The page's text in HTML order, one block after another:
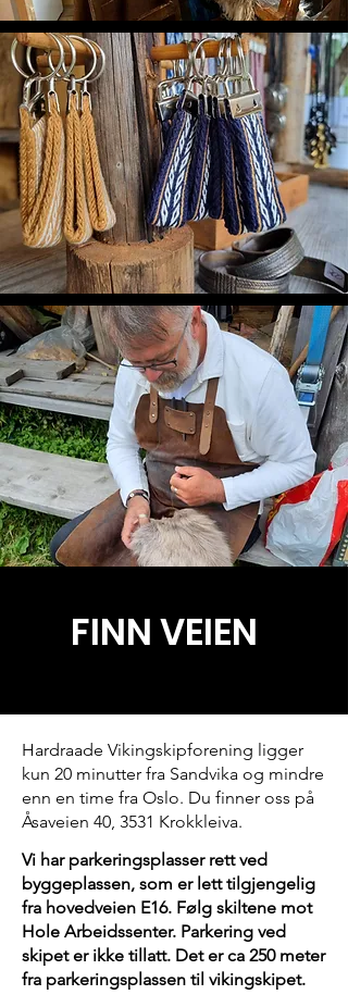
FINN VEIEN
Hardraade Vikingskipforening ligger
kun 20 minutter fra Sandvika og mindre
enn en time fra Oslo. Du finner oss på
Åsaveien 40, 3531 Krokkleiva.
Vi har parkeringsplasser rett ved
byggeplassen, som er lett tilgjengelig
fra hovedveien E16. Følg skiltene mot
Hole Arbeidssenter. ​Parkering ved
skipet er ikke tillatt. Det er ca 250 meter
fra parkeringsplassen til vikingskipet.